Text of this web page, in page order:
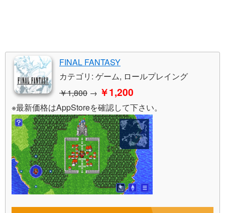
FINAL FANTASY
カテゴリ: ゲーム, ロールプレイング
￥1,800 → ￥1,200
※最新価格はAppStoreを確認して下さい。